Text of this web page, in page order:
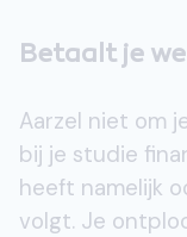
Betaalt je
Aarzel niet om
bij je studie
heeft namelijk
volgt. Je